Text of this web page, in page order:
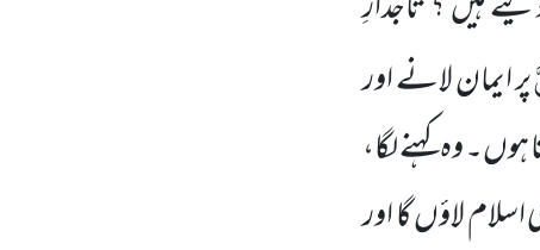
پر ایمان لانے اور
وہ کہنے لگا،
لاؤں گا اور